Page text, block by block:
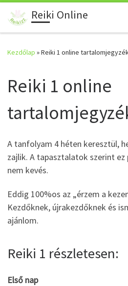
Skip to content
Reiki Online
Kezdőlap »Reiki 1 online
Reiki 1 online
A tanfolyam 4 héten keresztül,
zajlik. A tapasztalatok szerint ez
nem kevés.
Eddig 100%os az „érzem a
Kezdőknek, újrakezdőknek és
ajánlom.
Reiki 1 részletesen:
Első nap